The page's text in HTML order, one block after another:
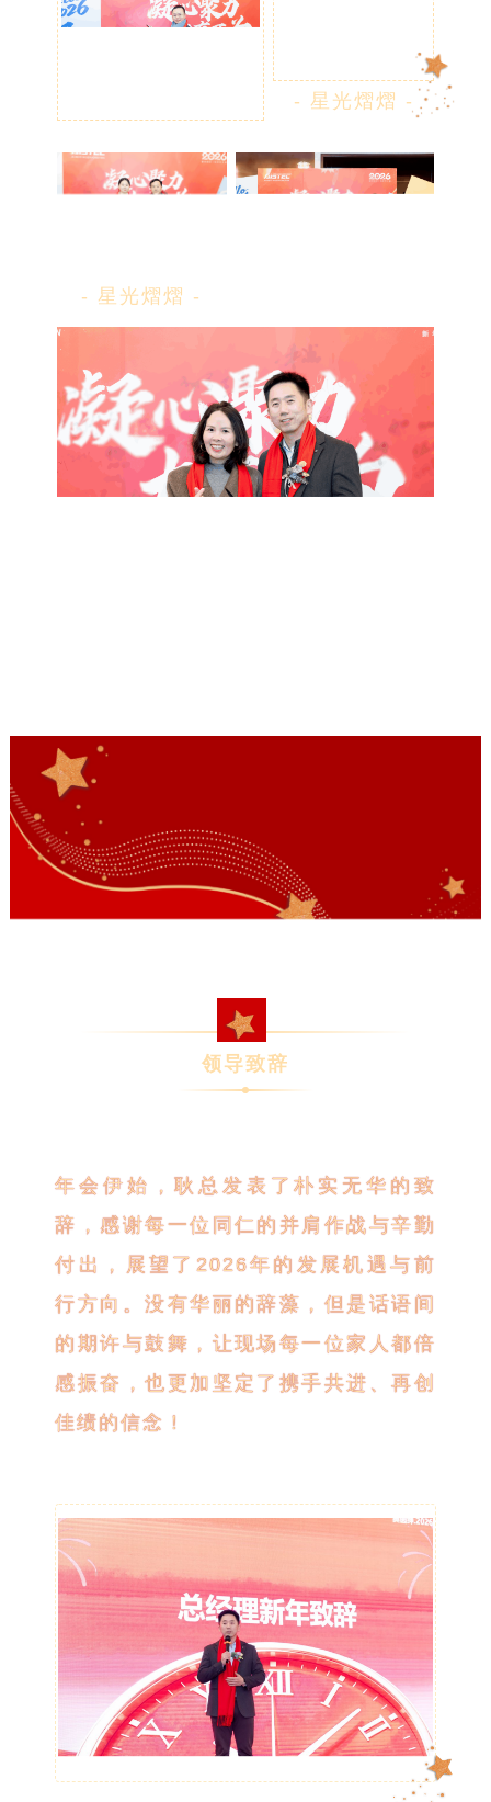
- 星光熠熠 -
- 星光熠熠 -
领导致辞
年会伊始，耿总发表了朴实无华的致
辞，感谢每一位同仁的并肩作战与辛勤
付出，展望了2026年的发展机遇与前
行方向。没有华丽的辞藻，但是话语间
的期许与鼓舞，让现场每一位家人都倍
感振奋，也更加坚定了携手共进、再创
佳绩的信念！